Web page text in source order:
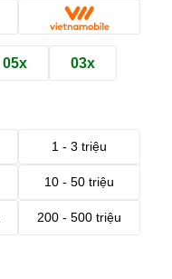
05x 03x
1 - 3 triệu
10 - 50 triệu
200 - 500 triệu